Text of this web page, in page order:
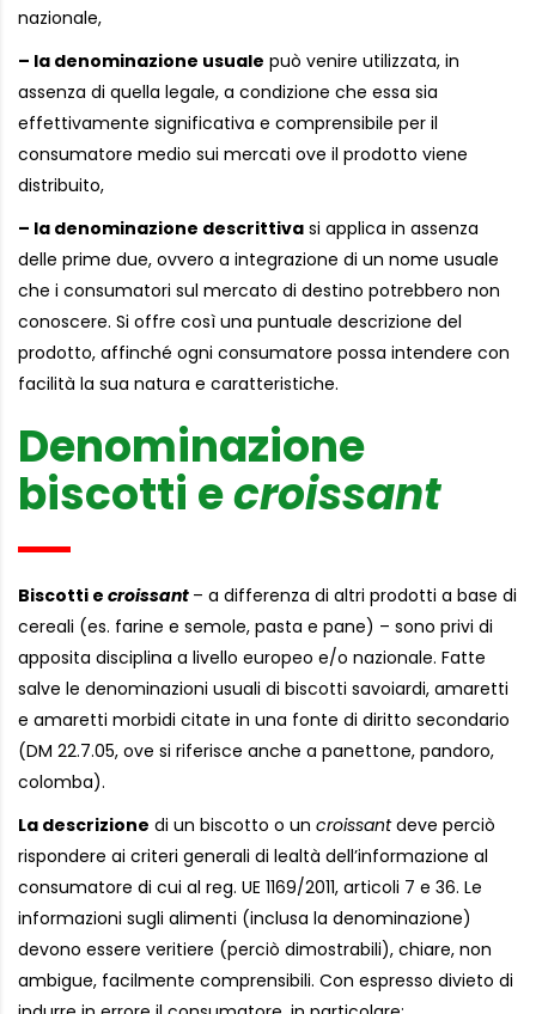
nazionale,
– la denominazione usuale può venire utilizzata, in
assenza di quella legale, a condizione che essa sia
effettivamente significativa e comprensibile per il
consumatore medio sui mercati ove il prodotto viene
distribuito,
– la denominazione descrittiva si applica in assenza
delle prime due, ovvero a integrazione di un nome usuale
che i consumatori sul mercato di destino potrebbero non
conoscere. Si offre così una puntuale descrizione del
prodotto, affinché ogni consumatore possa intendere con
facilità la sua natura e caratteristiche.
Denominazione
biscotti ecroissant
Biscotti e croissant – a differenza di altri prodotti a base di
cereali (es. farine e semole, pasta e pane) – sono privi di
apposita disciplina a livello europeo e/o nazionale. Fatte
salve le denominazioni usuali di biscotti savoiardi, amaretti
e amaretti morbidi citate in una fonte di diritto secondario
(DM 22.7.05, ove si riferisce anche a panettone, pandoro,
colomba).
La descrizione di un biscotto o un croissantdeve perciò
rispondere ai criteri generali di lealtà dell’informazione al
consumatore di cui al reg. UE 1169/2011, articoli 7 e 36. Le
informazioni sugli alimenti (inclusa la denominazione)
devono essere veritiere (perciò dimostrabili), chiare, non
ambigue, facilmente comprensibili. Con espresso divieto di